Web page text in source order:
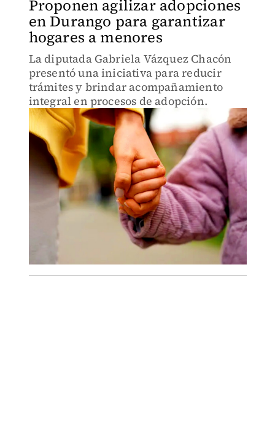
Proponen agilizar adopciones
en Durango para garantizar
hogares a menores
La diputada Gabriela Vázquez Chacón
presentó una iniciativa para reducir
trámites y brindar acompañamiento
integral en procesos de adopción.